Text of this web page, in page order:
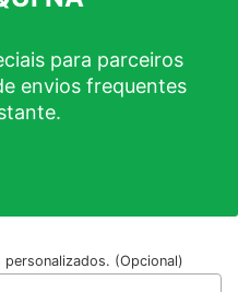
para parceiros
envios frequentes
personalizados. (Opcional)